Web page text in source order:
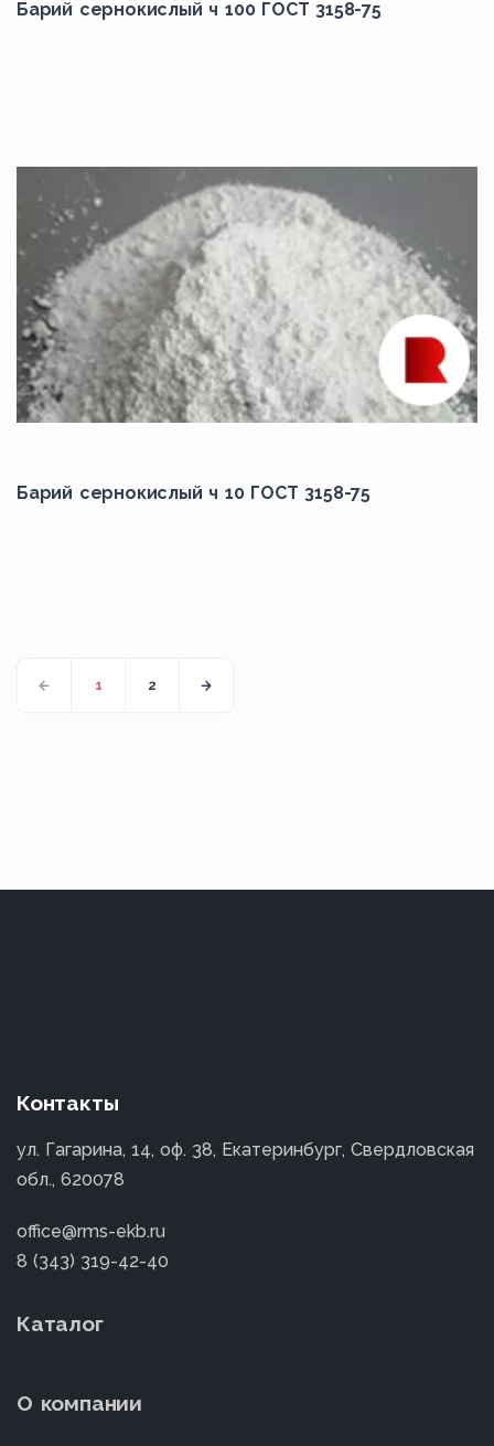
Барий сернокислый ч 100 ГОСТ 3158-75
Барий сернокислый ч 10 ГОСТ 3158-75
1 2
Контакты
ул. Гагарина, 14, оф. 38, Екатеринбург, Свердловская
обл., 620078
office@rms-ekb.ru
8 (343) 319-42-40
Каталог
О компании